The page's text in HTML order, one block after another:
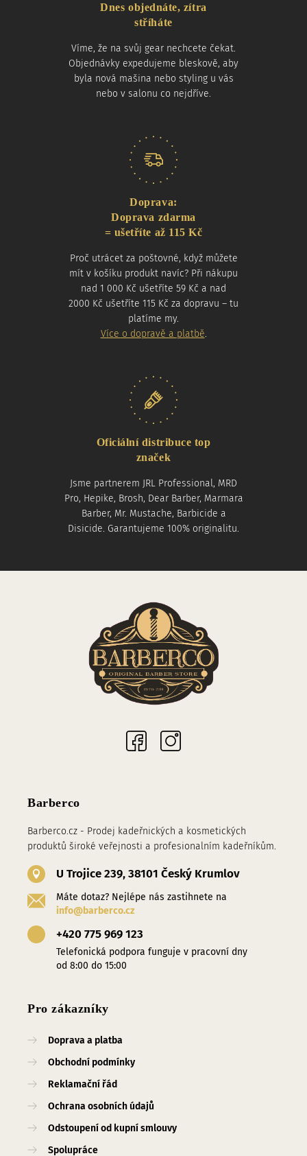
Dnes objednáte, zítra
stříháte
Víme, že na svůj gear nechcete čekat.
Objednávky expedujeme bleskově, aby
byla nová mašina nebo styling u vás
nebo v salonu co nejdříve.
Doprava:
Doprava zdarma
= ušetříte až 115 Kč
Proč utrácet za poštovné, když můžete
mít v košíku produkt navíc? Při nákupu
nad 1 000 Kč ušetříte 59 Kč a nad
2000 Kč ušetříte 115 Kč za dopravu – tu
platíme my.
Více o dopravě a platbě.
Oficiální distribuce top
značek
Jsme partnerem JRL Professional, MRD
Pro, Hepike, Brosh, Dear Barber, Marmara
Barber, Mr. Mustache, Barbicide a
Disicide. Garantujeme 100% originalitu.
Barberco
Barberco.cz - Prodej kadeřnických a kosmetických
produktů široké veřejnosti a profesionalním kadeřníkům.
U Trojice 239, 38101 Český Krumlov
Máte dotaz? Nejlépe nás zastihnete na
info@barberco.cz
+420 775 969 123
Telefonická podpora funguje v pracovní dny
od 8:00 do 15:00
Pro zákazníky
Doprava a platba
Obchodní podmínky
Reklamační řád
Ochrana osobních údajů
Odstoupení od kupní smlouvy
Spolupráce